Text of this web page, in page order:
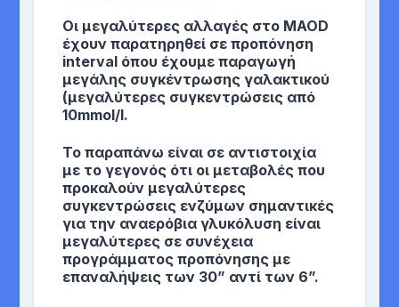
Οι μεγαλύτερες αλλαγές στο MAOD
έχουν παρατηρηθεί σε προπόνηση
interval όπου έχουμε παραγωγή
μεγάλης συγκέντρωσης γαλακτικού
(μεγαλύτερες συγκεντρώσεις από
10mmol/l.
To παραπάνω είναι σε αντιστοιχία
με το γεγονός ότι οι μεταβολές που
προκαλούν μεγαλύτερες
συγκεντρώσεις ενζύμων σημαντικές
για την αναερόβια γλυκόλυση είναι
μεγαλύτερες σε συνέχεια
προγράμματος προπόνησης με
επαναλήψεις των 30” αντί των 6”.